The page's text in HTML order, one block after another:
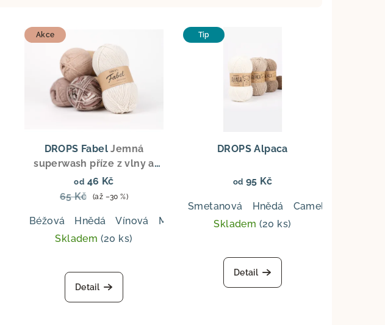
Akce
DROPS FabelJemná
superwash příze z vlny a
polyamidu, fingering
tloušťka, ideální pro
od 46 Kč
65 Kč
(až –30 %)
Béžová Hnědá Vínová Modrá Fialová Světlá šedá
Skladem (20 ks)
Detail
Tip
DROPS Alpaca
od 95 Kč
Smetanová Hnědá Camel
Skladem (20 ks)
Detail